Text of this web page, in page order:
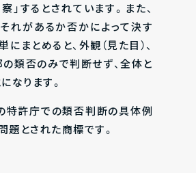
するとされています。また、
れがあるか否かによって決す
まとめると、外観（見た目）、
の類否のみで判断せず、全体と
なります。
特許庁での類否判断の具体例
題とされた商標です。